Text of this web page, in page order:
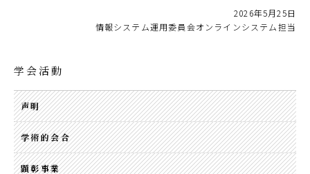
2026年5月25日
情報システム運用委員会オンラインシステム担当
学会活動
声明
学術的会合
顕彰事業